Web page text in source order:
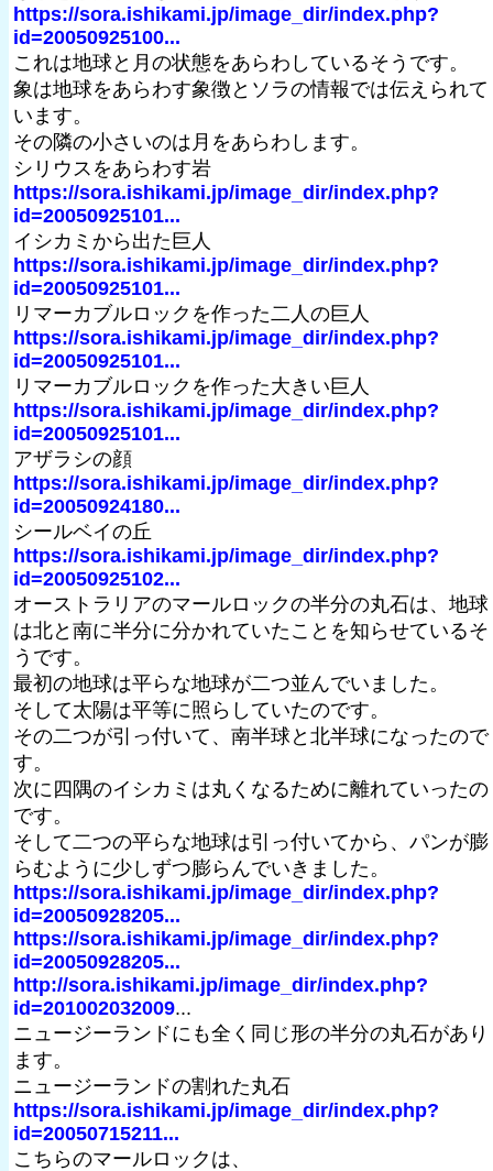
https://sora.ishikami.jp/image_dir/index.php?
id=20050925100...
これは地球と月の状態をあらわしているそうです。
象は地球をあらわす象徴とソラの情報では伝えられて
います。
その隣の小さいのは月をあらわします。
シリウスをあらわす岩
https://sora.ishikami.jp/image_dir/index.php?
id=20050925101...
イシカミから出た巨人
https://sora.ishikami.jp/image_dir/index.php?
id=20050925101...
リマーカブルロックを作った二人の巨人
https://sora.ishikami.jp/image_dir/index.php?
id=20050925101...
リマーカブルロックを作った大きい巨人
https://sora.ishikami.jp/image_dir/index.php?
id=20050925101...
アザラシの顔
https://sora.ishikami.jp/image_dir/index.php?
id=20050924180...
シールベイの丘
https://sora.ishikami.jp/image_dir/index.php?
id=20050925102...
オーストラリアのマールロックの半分の丸石は、地球
は北と南に半分に分かれていたことを知らせているそ
うです。
最初の地球は平らな地球が二つ並んでいました。
そして太陽は平等に照らしていたのです。
その二つが引っ付いて、南半球と北半球になったので
す。
次に四隅のイシカミは丸くなるために離れていったの
です。
そして二つの平らな地球は引っ付いてから、パンが膨
らむように少しずつ膨らんでいきました。
https://sora.ishikami.jp/image_dir/index.php?
id=20050928205...
https://sora.ishikami.jp/image_dir/index.php?
id=20050928205...
http://sora.ishikami.jp/image_dir/index.php?
id=201002032009...
ニュージーランドにも全く同じ形の半分の丸石があり
ます。
ニュージーランドの割れた丸石
https://sora.ishikami.jp/image_dir/index.php?
id=20050715211...
こちらのマールロックは、